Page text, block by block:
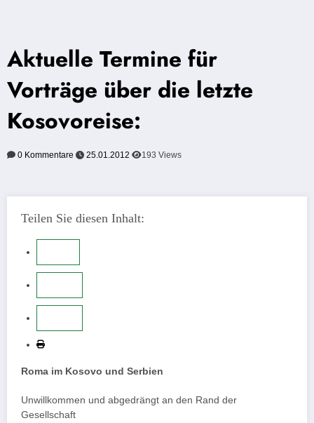
Aktuelle Termine für
Vorträge über die letzte
Kosovoreise:
0 Kommentare 25.01.2012 193 Views
Teilen Sie diesen Inhalt:
Roma im Kosovo und Serbien
Unwillkommen und abgedrängt an den Rand der
Gesellschaft